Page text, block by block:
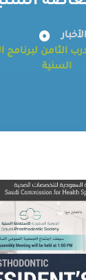
الأخبار
الثامن لبرنامج
السنية